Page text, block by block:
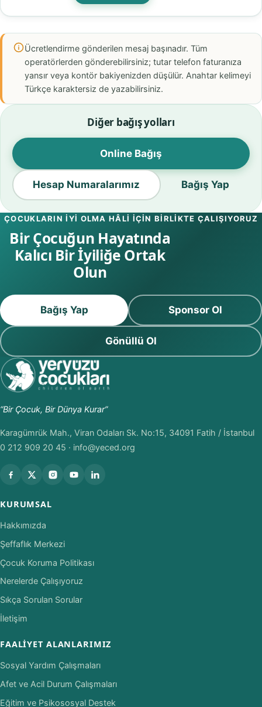
Ücretlendirme gönderilen mesaj başınadır. Tüm
operatörlerden gönderebilirsiniz; tutar telefon faturanıza
yansır veya kontör bakiyenizden düşülür. Anahtar kelimeyi
Türkçe karaktersiz de yazabilirsiniz.
Diğer bağış yolları
Online Bağış
Hesap Numaralarımız Bağış Yap
ÇOCUKLARIN IYI OLMA HÂLI IÇIN BIRLIKTE ÇALIŞIYORUZ
Bir Çocuğun Hayatında
Kalıcı Bir İyiliğe Ortak
Olun
Bağış Yap Sponsor Ol
Gönüllü Ol
“Bir Çocuk, Bir Dünya Kurar”
Karagümrük Mah., Viran Odaları Sk. No:15, 34091 Fatih / İstanbul
0 212 909 20 45 · info@yeced.org
KURUMSAL
Hakkımızda
Şeffaflık Merkezi
Çocuk Koruma Politikası
Nerelerde Çalışıyoruz
Sıkça Sorulan Sorular
İletişim
FAALIYET ALANLARIMIZ
Sosyal Yardım Çalışmaları
Afet ve Acil Durum Çalışmaları
Eğitim ve Psikososyal Destek